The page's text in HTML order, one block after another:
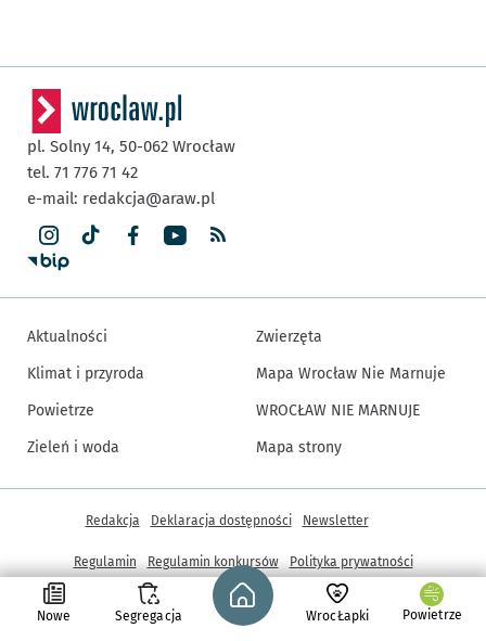
Nowe Segregacja
Strona główna - wroclaw.pl
WrocŁapki Powietrze
pl. Solny 14, 50-062 Wrocław
tel. 71 776 71 42
e-mail: redakcja@araw.pl
Aktualności
Klimat i przyroda
Powietrze
Zieleń i woda
Zwierzęta
Mapa Wrocław Nie Marnuje
WROCŁAW NIE MARNUJE
Mapa strony
Inne informacje
Redakcja Deklaracja dostępności Newsletter
Regulamin Regulamin konkursów
Polityka prywatności
Ustawienia cookies